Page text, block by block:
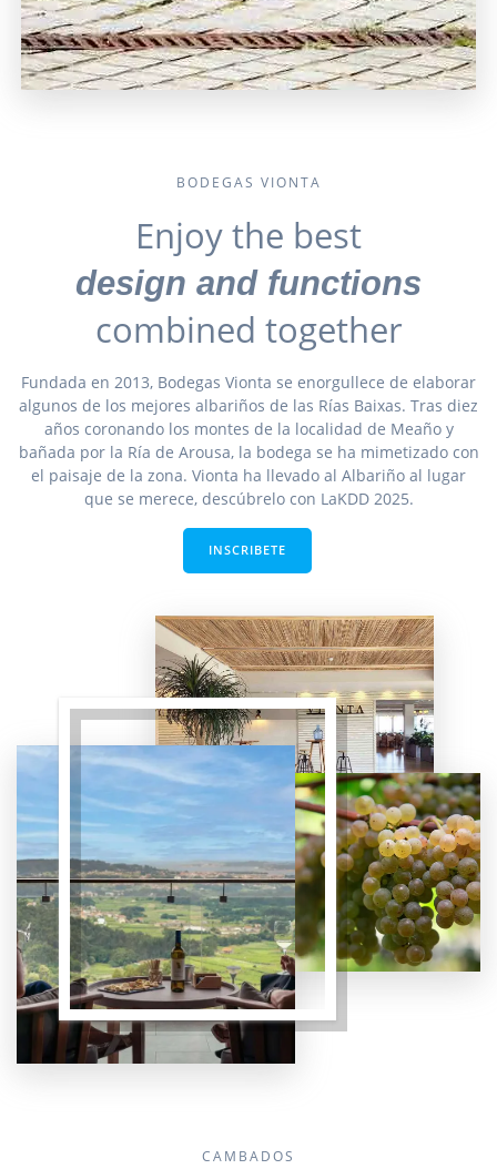
BODEGAS VIONTA
Enjoy the best
design and functions
combined together
Fundada en 2013, Bodegas Vionta se enorgullece de elaborar
algunos de los mejores albariños de las Rías Baixas. Tras diez
años coronando los montes de la localidad de Meaño y
bañada por la Ría de Arousa, la bodega se ha mimetizado con
el paisaje de la zona. Vionta ha llevado al Albariño al lugar
que se merece, descúbrelo con LaKDD 2025.
INSCRIBETE
CAMBADOS